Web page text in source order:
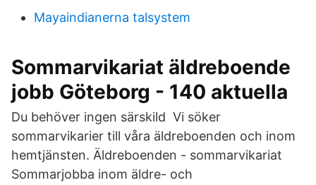
Mayaindianerna talsystem
Sommarvikariat äldreboende
jobb Göteborg - 140 aktuella
Du behöver ingen särskild Vi söker
sommarvikarier till våra äldreboenden och inom
hemtjänsten. Äldreboenden - sommarvikariat
Sommarjobba inom äldre- och